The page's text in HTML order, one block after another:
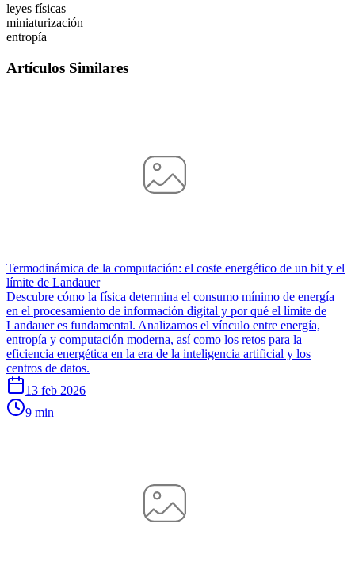
leyes físicas
miniaturización
entropía
Artículos Similares
Termodinámica de la computación: el coste energético de un bit y el
límite de Landauer
Descubre cómo la física determina el consumo mínimo de energía
en el procesamiento de información digital y por qué el límite de
Landauer es fundamental. Analizamos el vínculo entre energía,
entropía y computación moderna, así como los retos para la
eficiencia energética en la era de la inteligencia artificial y los
centros de datos.
13 feb 2026
9 min